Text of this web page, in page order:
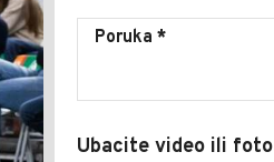
Ubacite video ili foto